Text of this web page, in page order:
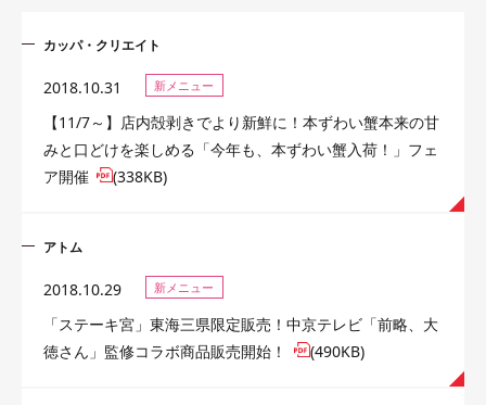
カッパ・クリエイト
2018.10.31 新メニュー
【11/7～】店内殻剥きでより新鮮に！本ずわい蟹本来の甘
みと口どけを楽しめる「今年も、本ずわい蟹入荷！」フェ
ア開催
(338KB)
アトム
2018.10.29 新メニュー
「ステーキ宮」東海三県限定販売！中京テレビ「前略、大
徳さん」監修コラボ商品販売開始！
(490KB)